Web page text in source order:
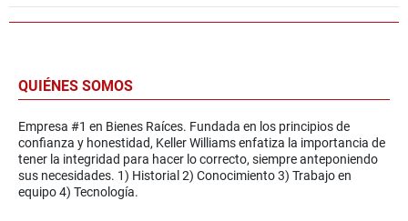
QUIÉNES SOMOS
Empresa #1 en Bienes Raíces. Fundada en los principios de
confianza y honestidad, Keller Williams enfatiza la importancia de
tener la integridad para hacer lo correcto, siempre anteponiendo
sus necesidades. 1) Historial 2) Conocimiento 3) Trabajo en
equipo 4) Tecnología.